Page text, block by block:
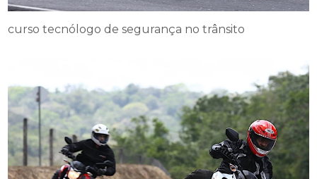
curso tecnólogo de segurança no trânsito